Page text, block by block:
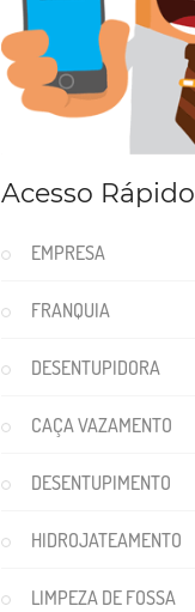
Acesso Rápido
EMPRESA
FRANQUIA
DESENTUPIDORA
CAÇA VAZAMENTO
DESENTUPIMENTO
HIDROJATEAMENTO
LIMPEZA DE FOSSA